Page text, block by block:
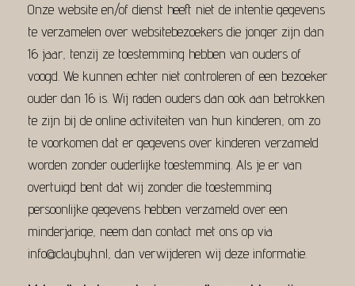
Onze website en/of dienst heeft niet de intentie gegevens
te verzamelen over websitebezoekers die jonger zijn dan
16 jaar, tenzij ze toestemming hebben van ouders of
voogd. We kunnen echter niet controleren of een bezoeker
ouder dan 16 is. Wij raden ouders dan ook aan betrokken
te zijn bij de online activiteiten van hun kinderen, om zo
te voorkomen dat er gegevens over kinderen verzameld
worden zonder ouderlijke toestemming. Als je er van
overtuigd bent dat wij zonder die toestemming
persoonlijke gegevens hebben verzameld over een
minderjarige, neem dan contact met ons op via
info@claybyh.nl, dan verwijderen wij deze informatie.